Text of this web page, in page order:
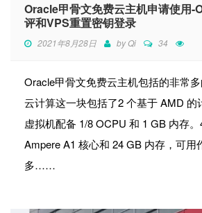
Oracle甲骨文免费云主机申请使用-
评和VPS重置密钥登录
2021年8月28日 byQi 34
Oracle甲骨文免费云主机包括的非常
云计算这一块包括了2 个基于 AMD 的
虚拟机配备 1/8 OCPU 和 1 GB 内存
Ampere A1 核心和 24 GB 内存，可用
多……